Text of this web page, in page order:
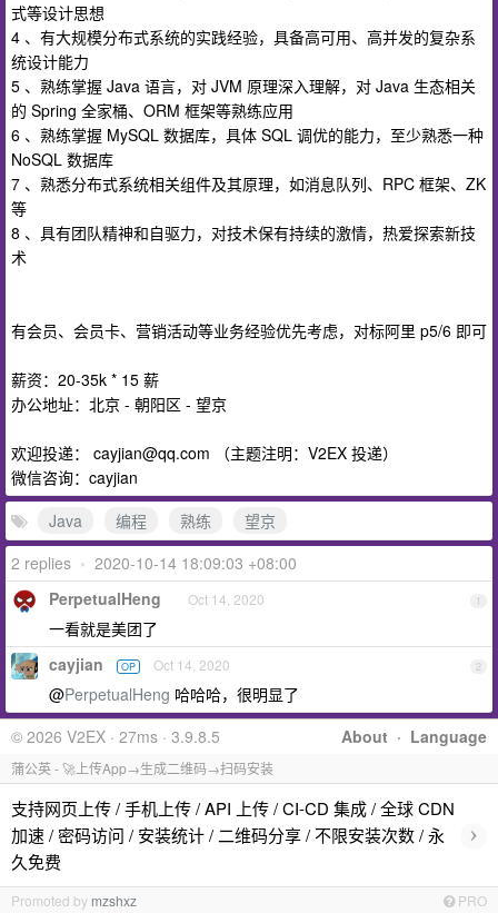
式等设计思想
4 、有大规模分布式系统的实践经验，具备高可用、高并发的复杂系
统设计能力
5 、熟练掌握 Java 语言，对 JVM 原理深入理解，对 Java 生态相关
的 Spring 全家桶、ORM 框架等熟练应用
6 、熟练掌握 MySQL 数据库，具体 SQL 调优的能力，至少熟悉一种
NoSQL 数据库
7 、熟悉分布式系统相关组件及其原理，如消息队列、RPC 框架、ZK
等
8 、具有团队精神和自驱力，对技术保有持续的激情，热爱探索新技
术
有会员、会员卡、营销活动等业务经验优先考虑，对标阿里 p5/6 即可
薪资：20-35k * 15 薪
办公地址：北京 - 朝阳区 - 望京
欢迎投递： cayjian@qq.com （主题注明：V2EX 投递）
微信咨询：cayjian
Java
编程 熟练
望京
2 replies • 2020-10-14 18:09:03 +08:00
1
PerpetualHeng Oct 14, 2020
一看就是美团了
2
cayjian OP Oct 14, 2020
@PerpetualHeng 哈哈哈，很明显了
About · Language
© 2026 V2EX · 27ms · 3.9.8.5
蒲公英 - 🚀上传App→生成二维码→扫码安装
支持网页上传 / 手机上传 / API 上传 / CI-CD 集成 / 全球 CDN
加速 / 密码访问 / 安装统计 / 二维码分享 / 不限安装次数 / 永
久免费
›
Promoted by mzshxz PRO